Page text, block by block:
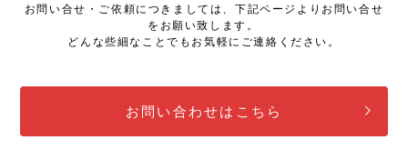
お問い合せ・ご依頼につきましては、下記ページよりお問い合せ
をお願い致します。
どんな些細なことでもお気軽にご連絡ください。
お問い合わせはこちら